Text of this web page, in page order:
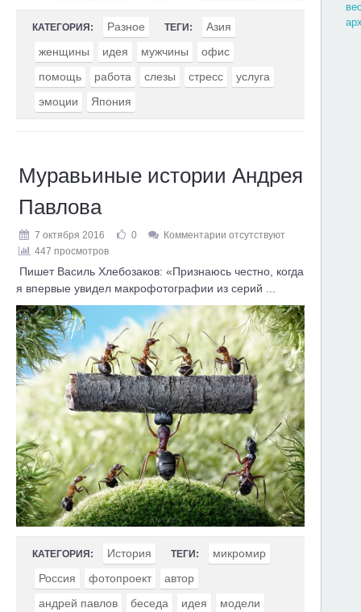
КАТЕГОРИЯ: Разное ТЕГИ:
Азия
женщины
идея мужчины
офис
помощь
работа слезы стресс
услуга
эмоции
Япония
Муравьиные истории Андрея
Павлова
7 октября 2016 0
Комментарии отсутствуют
447 просмотров
Пишет Василь Хлебозаков: «Признаюсь честно, когда
я впервые увидел макрофотографии из серий ...
КАТЕГОРИЯ: История ТЕГИ:
микромир
Россия
фотопроект
автор
андрей павлов
беседа идея
модели